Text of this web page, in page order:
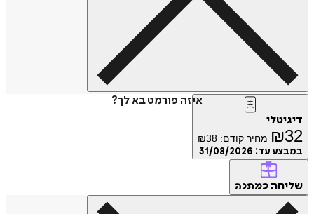
איזה פורמט בא לך?
דיגיטלי
₪32 מחיר קודם: ₪38
במבצע עד: 31/08/2026
שליחה כמתנה